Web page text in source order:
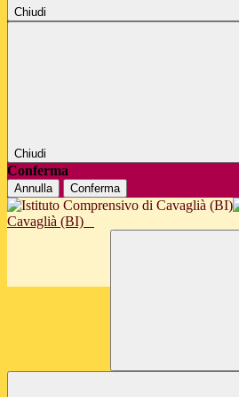
Chiudi
Chiudi
Conferma
Annulla Conferma
Cavaglià (BI)